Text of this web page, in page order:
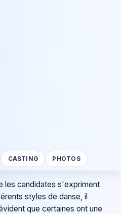
CASTING PHOTOS
les candidates s'expriment
styles de danse, il
que certaines ont une